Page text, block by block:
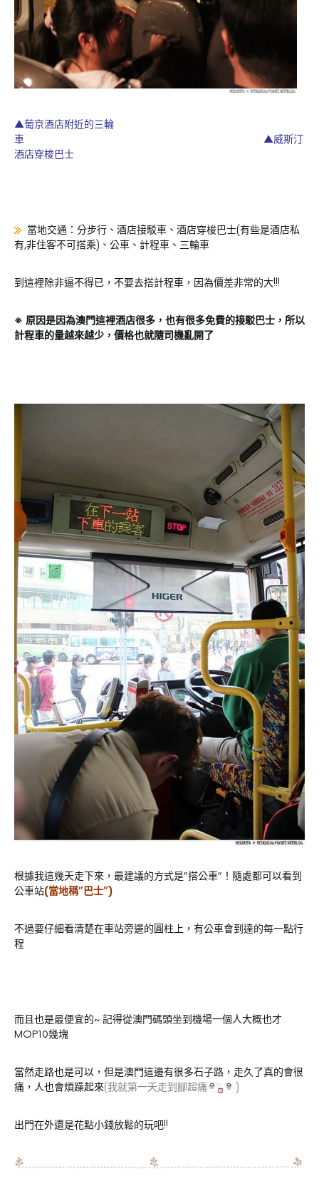
▲葡京酒店附近的三輪
車 ▲威斯汀
酒店穿梭巴士
當地交通：分步行、酒店接駁車、酒店穿梭巴士(有些是酒店私
有,非住客不可搭乘)、公車、計程車、三輪車
到這裡除非逼不得已，不要去搭計程車，因為價差非常的大!!!
※ 原因是因為澳門這裡酒店很多，也有很多免費的接駁巴士，所以
計程車的量越來越少，價格也就隨司機亂開了
根據我這幾天走下來，最建議的方式是”搭公車”！隨處都可以看到
公車站(當地稱”巴士”)
不過要仔細看清楚在車站旁邊的圓柱上，有公車會到達的每一點行
程
而且也是最便宜的~ 記得從澳門碼頭坐到機場一個人大概也才
MOP10幾塊
當然走路也是可以，但是澳門這邊有很多石子路，走久了真的會很
痛，人也會煩躁起來(我就第一天走到腳超痛 )
出門在外還是花點小錢放鬆的玩吧!!